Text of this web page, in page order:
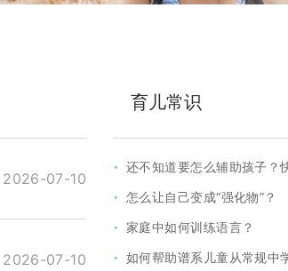
2026-07-10
2026-07-10
育儿常识
· 还不知道要怎么辅助孩子？
· 怎么让自己变成“强化物”？
· 家庭中如何训练语言？
· 如何帮助谱系儿童从常规中